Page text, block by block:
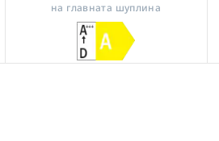
на главната шуплина